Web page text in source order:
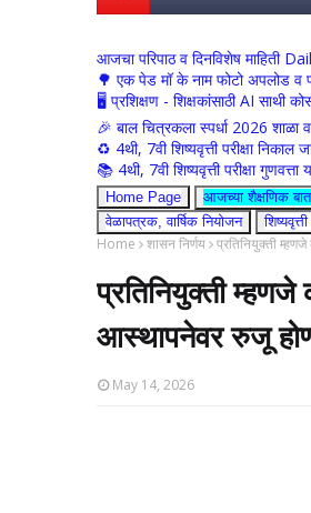
आजचा परिपाठ व दिनविशेष माहिती
🌳 एक पेड मॉ के नाम फोटो अपलोड व
🖥 प्रशिक्षण - शिक्षकांसाठी AI
🎉 बाल चित्रकला स्पर्धा 2026 शाळा
♻️ 4थी, 7वी शिष्यवृत्ती परीक्षा
📚 4थी, 7वी शिष्यवृत्ती परीक्षा गुणवत्ता
Home Page आजच्या शैक्षणिक
वेळापत्रक, वार्षिक नियोजन
Home शासन निर्णय प्रतिनियुक्ती
प्रतिनियुक्ती म्हणजे
आस्थापनेवर रुजू
May 14, 2026